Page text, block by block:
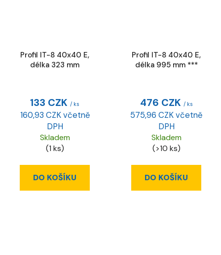
Profil IT-8 40x40 E,
délka 323 mm
133 CZK / ks
160,93 CZK včetně
DPH
Skladem
(1 ks)
DO KOŠÍKU
Profil IT-8 40x40 E,
délka 995 mm ***
476 CZK / ks
575,96 CZK včetně
DPH
Skladem
(>10 ks)
DO KOŠÍKU